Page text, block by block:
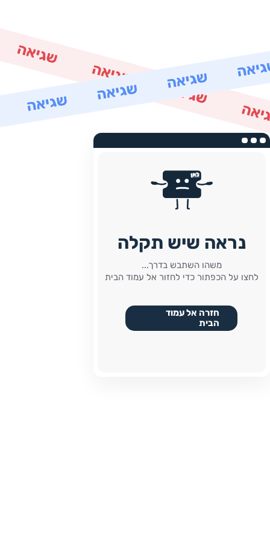
נראה שיש תקלה
משהו השתבש בדרך...
לחצו על הכפתור כדי לחזור אל עמוד הבית
חזרה אל עמוד
הבית